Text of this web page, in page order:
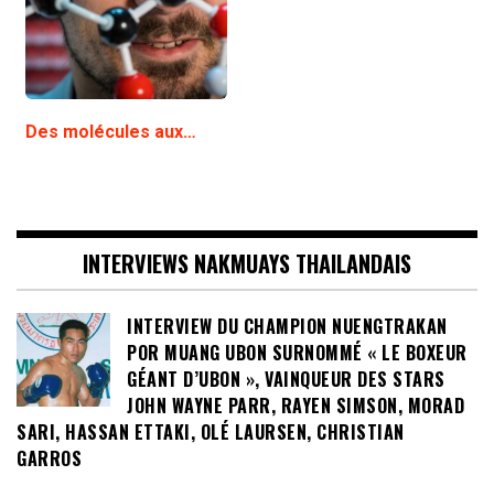
Des molécules aux…
INTERVIEWS NAKMUAYS THAILANDAIS
INTERVIEW DU CHAMPION NUENGTRAKAN
POR MUANG UBON SURNOMMÉ « LE BOXEUR
GÉANT D’UBON », VAINQUEUR DES STARS
JOHN WAYNE PARR, RAYEN SIMSON, MORAD
SARI, HASSAN ETTAKI, OLÉ LAURSEN, CHRISTIAN
GARROS